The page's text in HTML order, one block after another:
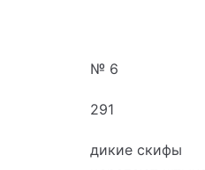
№ 6
291
дикие скифы